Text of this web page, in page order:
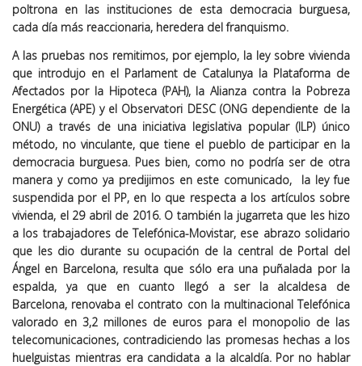
poltrona en las instituciones de esta democracia burguesa,
cada día más reaccionaria, heredera del franquismo.
A las pruebas nos remitimos, por ejemplo, la ley sobre vivienda
que introdujo en el Parlament de Catalunya la Plataforma de
Afectados por la Hipoteca (PAH), la Alianza contra la Pobreza
Energética (APE) y el Observatori DESC (ONG dependiente de la
ONU) a través de una iniciativa legislativa popular (ILP) único
método, no vinculante, que tiene el pueblo de participar en la
democracia burguesa. Pues bien, como no podría ser de otra
manera y como ya predijimos en este comunicado, la ley fue
suspendida por el PP, en lo que respecta a los artículos sobre
vivienda, el 29 abril de 2016. O también la jugarreta que les hizo
a los trabajadores de Telefónica-Movistar, ese abrazo solidario
que les dio durante su ocupación de la central de Portal del
Ángel en Barcelona, resulta que sólo era una puñalada por la
espalda, ya que en cuanto llegó a ser la alcaldesa de
Barcelona, renovaba el contrato con la multinacional Telefónica
valorado en 3,2 millones de euros para el monopolio de las
telecomunicaciones, contradiciendo las promesas hechas a los
huelguistas mientras era candidata a la alcaldía. Por no hablar